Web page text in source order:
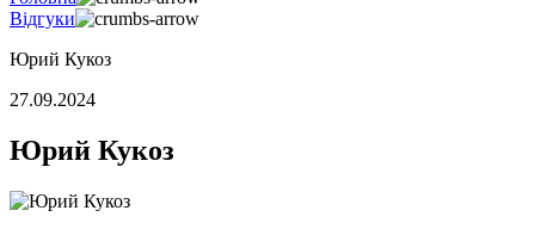
Відгуки
Юрий Кукоз
27.09.2024
Юрий Кукоз